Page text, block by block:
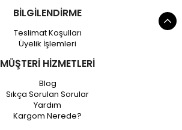
BİLGİLENDİRME
Teslimat Koşulları
Üyelik İşlemleri
MÜŞTERİ HİZMETLERİ
Blog
Sıkça Sorulan Sorular
Yardım
Kargom Nerede?